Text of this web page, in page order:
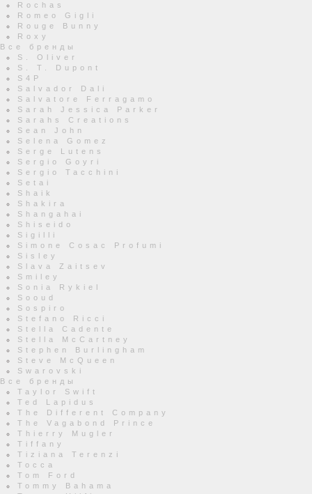
Rochas
Romeo Gigli
Rouge Bunny
Roxy
Все бренды
S. Oliver
S. T. Dupont
S4P
Salvador Dali
Salvatore Ferragamo
Sarah Jessica Parker
Sarahs Creations
Sean John
Selena Gomez
Serge Lutens
Sergio Goyri
Sergio Tacchini
Setai
Shaik
Shakira
Shangahai
Shiseido
Sigilli
Simone Cosac Profumi
Sisley
Slava Zaitsev
Smiley
Sonia Rykiel
Sooud
Sospiro
Stefano Ricci
Stella Cadente
Stella McCartney
Stephen Burlingham
Steve McQueen
Swarovski
Все бренды
Taylor Swift
Ted Lapidus
The Different Company
The Vagabond Prince
Thierry Mugler
Tiffany
Tiziana Terenzi
Tocca
Tom Ford
Tommy Bahama